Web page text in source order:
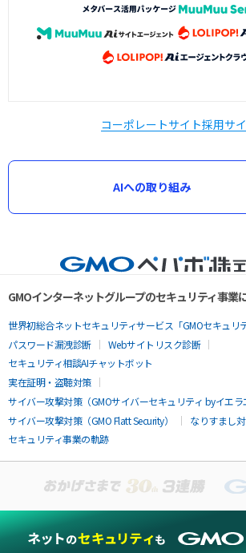
コーポレートサイト採用サ
AIへの取り組み
GMOインターネットグループのセキュリティ事業
世界初総合ネットセキュリティサービス「GMOセキュリテ
パスワード漏洩診断
Webサイトリスク診断
セキュリティ相談AIチャットボット
実在証明・盗聴対策
サイバー攻撃対策（GMOサイバーセキュリティ byイエラ
サイバー攻撃対策（GMO Flatt Security）
なりすまし
セキュリティ事業の軌跡